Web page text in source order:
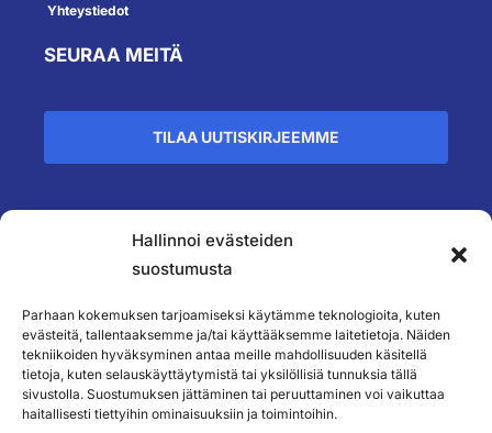
Hallinnoi evästeiden
suostumusta
Parhaan kokemuksen tarjoamiseksi käytämme teknologioita, kuten
evästeitä, tallentaaksemme ja/tai käyttääksemme laitetietoja. Näiden
tekniikoiden hyväksyminen antaa meille mahdollisuuden käsitellä
tietoja, kuten selauskäyttäytymistä tai yksilöllisiä tunnuksia tällä
sivustolla. Suostumuksen jättäminen tai peruuttaminen voi vaikuttaa
haitallisesti tiettyihin ominaisuuksiin ja toimintoihin.
Yhteystiedot
SEURAA MEITÄ
TILAA UUTISKIRJEEMME